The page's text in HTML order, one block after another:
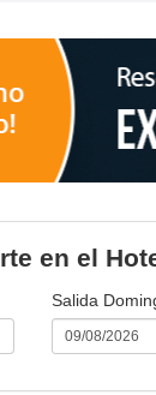
en el
Salida